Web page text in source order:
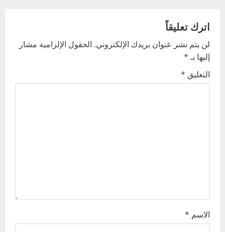
v
i
g
اترك تعليقاً
لن يتم نشر عنوان بريدك الإلكتروني. الحقول الإلزامية مشار
إليها بـ*
التعليق *
الاسم *